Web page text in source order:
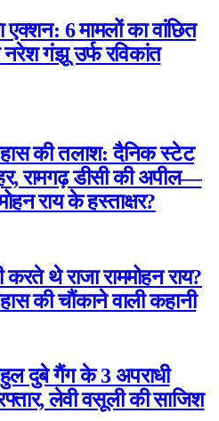
एक्शन: 6 मामलों का वांछित
नरेश गंझू उर्फ रविकांत
की तलाश: दैनिक स्टेट
रामगढ़ डीसी की अपील—
राय के हस्ताक्षर?
करते थे राजा राममोहन राय?
की चौंकाने वाली कहानी
दुबे गैंग के 3 अपराधी
लेवी वसूली की साजिश